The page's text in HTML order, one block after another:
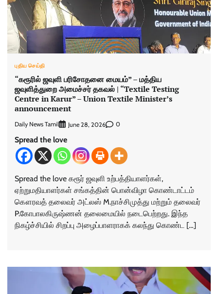
புதிய செய்தி
“கரூரில் ஜவுளி பரிசோதனை மையம்” – மத்திய
ஜவுளித்துறை அமைச்சர் தகவல் | “Textile Testing
Centre in Karur” – Union Textile Minister’s
announcement
Daily News Tamil June 28, 2026 0
Spread the love
Spread the love கரூர் ஜவுளி உற்பத்தியாளர்கள்,
ஏற்றுமதியாளர்கள் சங்கத்தின் பொன்விழா கொண்டாட்டம்
கௌரவத் தலைவர் அட்லஸ் M.நாச்சிமுத்து மற்றும் தலைவர்
P.கோபாலகிருஷ்ணன் தலைமையில் நடைபெற்றது. இந்த
நிகழ்ச்சியில் சிறப்பு அழைப்பாளராகக் கலந்து கொண்ட […]